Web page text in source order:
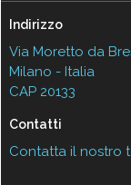
Indirizzo
Via Moretto da
Milano - Italia
CAP 20133
Contatti
Contatta il nostro